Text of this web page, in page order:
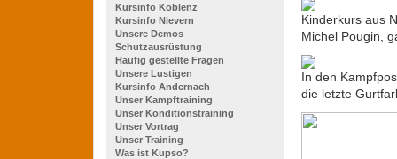
Kursinfo Koblenz
Kursinfo Nievern
Unsere Demos
Schutzausrüstung
Häufig gestellte Fragen
Unsere Lustigen
Kursinfo Andernach
Unser Kampftraining
Unser Konditionstraining
Unser Vortrag
Unser Training
Was ist Kupso?
Kinderkurs aus
Michel Pougin,
In den
die letzte